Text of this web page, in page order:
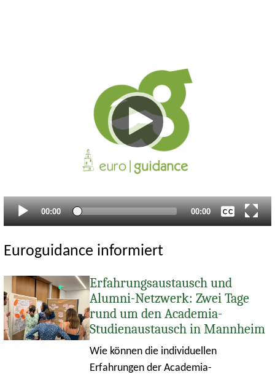
Aktueller
Zeitpunkt
00:00 Gesamtlaufzeit
00:00
Euroguidance informiert
Erfahrungsaustausch und
Alumni-Netzwerk: Zwei Tage
rund um den Academia-
Studienaustausch in Mannheim
Wie können die individuellen
Erfahrungen der Academia-